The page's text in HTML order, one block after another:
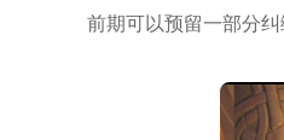
前期可以预留一部分